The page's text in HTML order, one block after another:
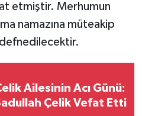
etmiştir. Merhumun
namazına müteakip
defnedilecektir.
Ailesinin Acı Günü:
Çelik Vefat Etti